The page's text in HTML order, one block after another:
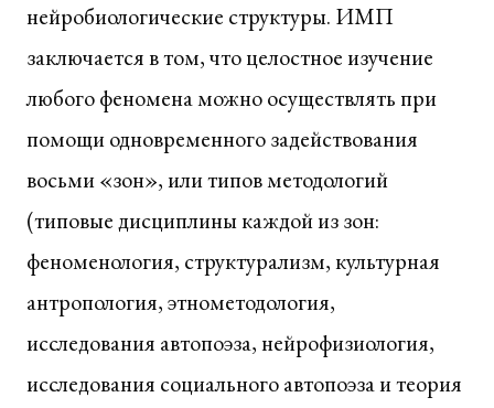
нейробиологические структуры. ИМП
заключается в том, что целостное изучение
любого феномена можно осуществлять при
помощи одновременного задействования
восьми «зон», или типов методологий
(типовые дисциплины каждой из зон:
феноменология, структурализм, культурная
антропология, этнометодология,
исследования автопоэза, нейрофизиология,
исследования социального автопоэза и теория